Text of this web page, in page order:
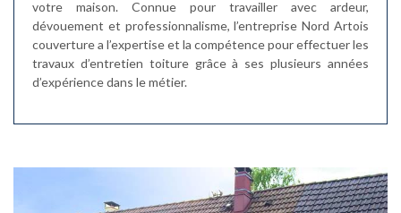
votre maison. Connue pour travailler avec ardeur,
dévouement et professionnalisme, l’entreprise Nord Artois
couverture a l’expertise et la compétence pour effectuer les
travaux d’entretien toiture grâce à ses plusieurs années
d’expérience dans le métier.